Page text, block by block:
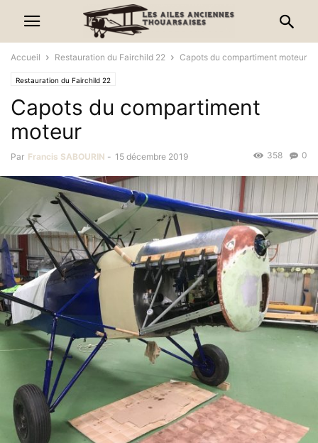
Accueil Restauration du Fairchild 22 Capots du compartiment moteur
Restauration du Fairchild 22
Capots du compartiment
moteur
Par Francis SABOURIN - 15 décembre 2019 0
358